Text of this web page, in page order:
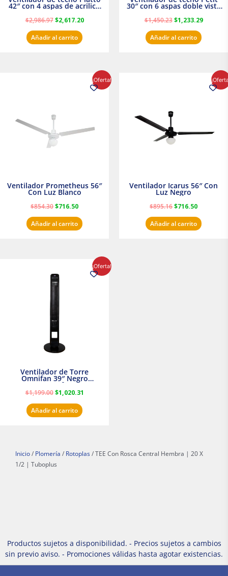
42″ con 4 aspas de acrilico
transparente
$2,986.97 $2,617.20
Añadir al carrito
30″ con 6 aspas doble vista
Satinado Masterfan
$1,450.23 $1,233.29
Añadir al carrito
¡Oferta!
Ventilador Prometheus 56″
Con Luz Blanco
$854.30$716.50
precio
actual
Añadir al carrito
Ventilador Icarus 56″ Con
Luz Negro
$895.16$716.50
precio
actual
Añadir al carrito
¡Oferta!
Ventilador de Torre
Omnifan 39″ Negro
Masterfan
$1,199.00
original
era:
$1,020.31
precio
actual
Añadir al carrito
Inicio / Plomería / Rotoplas / TEE Con Rosca Central Hembra | 20 X
1/2 | Tuboplus
Productos sujetos a disponibilidad. - Precios sujetos a cambios
sin previo aviso. - Promociones válidas hasta agotar existencias.